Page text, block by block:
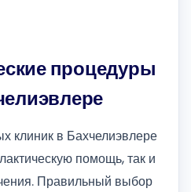
процедуры
клиник в Бахчелиэвлере
помощь, так и
Правильный выбор